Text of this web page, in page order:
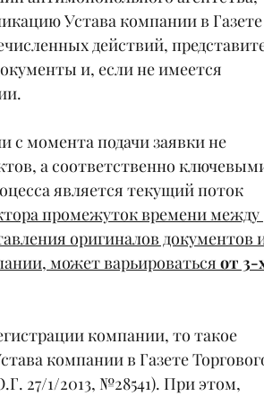
Устава компании в Газете
действий,
и, если не имеется
с момента подачи заявки не
а соответственно
является текущий поток
промежуток времени между
оригиналов документов
может варьироваться от 3-
компании, то такое
компании в Газете
27/1/2013, №28541). При этом,